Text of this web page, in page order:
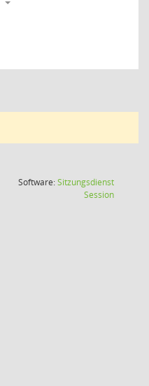
Software:Sitzungsdienst
Session(Wird in